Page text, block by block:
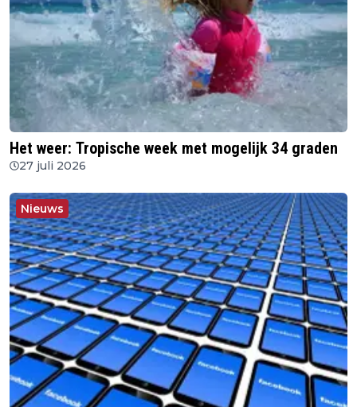
Het weer: Tropische week met mogelijk 34 graden
27 juli 2026
Nieuws